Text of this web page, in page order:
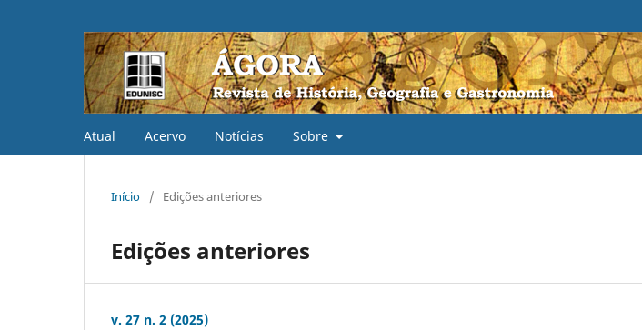
Atual Acervo Notícias Sobre
Início / Edições anteriores
Edições anteriores
v. 27 n. 2 (2025)